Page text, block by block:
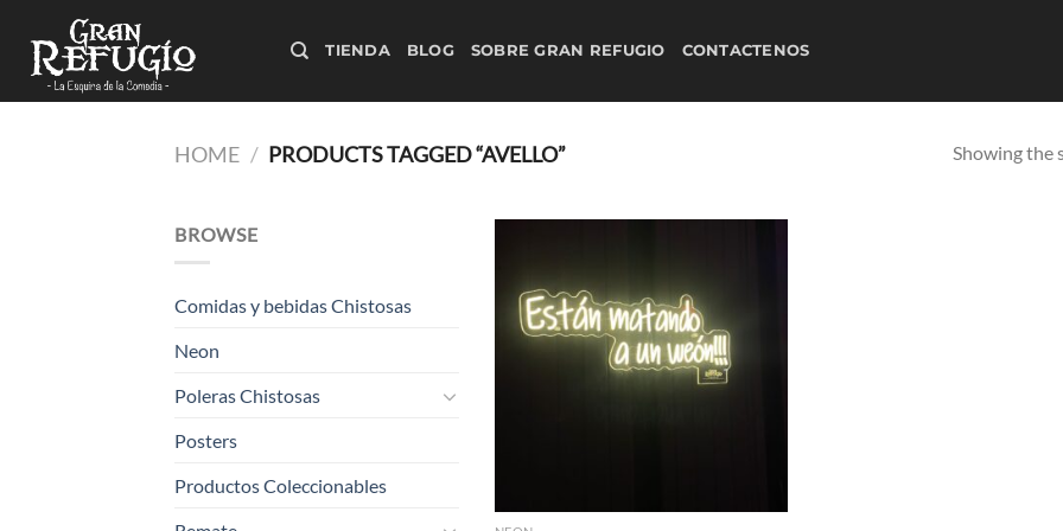
content
TIENDA BLOG SOBRE GRAN REFUGIO CONTACTENOS
HOME / PRODUCTS TAGGED “AVELLO” Showing the
BROWSE
Comidas y bebidas Chistosas
Neon
Poleras Chistosas
Posters
Productos Coleccionables